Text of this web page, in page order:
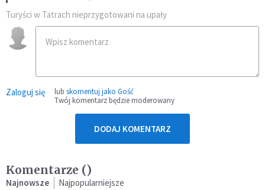
Turyści w Tatrach nieprzygotowani na upały
Zaloguj się lub skomentuj jako Gość
Twój komentarz będzie moderowany
DODAJ KOMENTARZ
Komentarze ()
Najnowsze Najpopularniejsze